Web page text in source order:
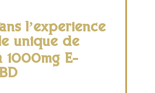
l’expérience
unique de
1000mg E-